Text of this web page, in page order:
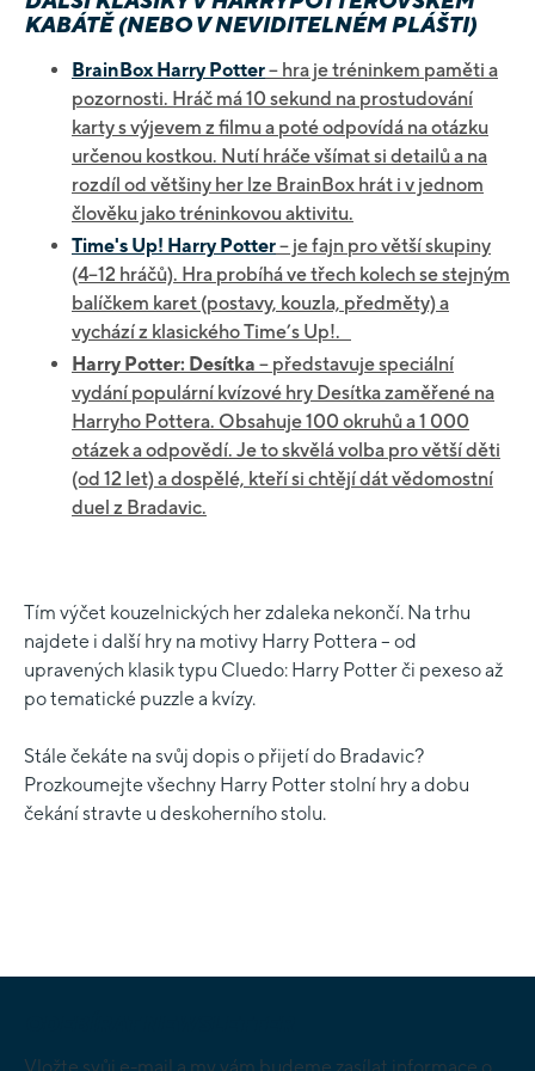
KABÁTĚ (NEBO V NEVIDITELNÉM PLÁŠTI)
BrainBox Harry Potter– hra je tréninkem paměti a
pozornosti. Hráč má 10 sekund na prostudování
karty s výjevem z filmu a poté odpovídá na otázku
určenou kostkou. Nutí hráče všímat si detailů a na
rozdíl od většiny her lze BrainBox hrát i v jednom
člověku jako tréninkovou aktivitu.
Time's Up! Harry Potter– je fajn pro větší skupiny
(4–12 hráčů). Hra probíhá ve třech kolech se stejným
balíčkem karet (postavy, kouzla, předměty) a
vychází z klasického Time’s Up!.
Harry Potter: Desítka – představuje speciální
vydání populární kvízové hry Desítka zaměřené na
Harryho Pottera. Obsahuje 100 okruhů a 1 000
otázek a odpovědí. Je to skvělá volba pro větší děti
(od 12 let) a dospělé, kteří si chtějí dát vědomostní
duel z Bradavic.
Tím výčet kouzelnických her zdaleka nekončí. Na trhu
najdete i další hry na motivy Harry Pottera – od
upravených klasik typu Cluedo: Harry Potter či pexeso až
po tematické puzzle a kvízy.
Stále čekáte na svůj dopis o přijetí do Bradavic?
Prozkoumejte všechny Harry Potter stolní hry a dobu
čekání stravte u deskoherního stolu.
Vložte svůj e-mail a my vám budeme zasílat informace o